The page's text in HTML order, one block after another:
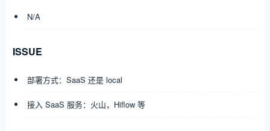
N/A
ISSUE
部署方式：SaaS 还是 local
接入 SaaS 服务：火山，Hiflow 等